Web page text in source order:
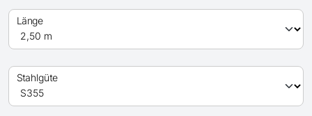
Länge
Stahlgüte